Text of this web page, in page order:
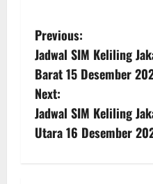
P
o
s
t
Previous:
Jadwal SIM Keliling
Barat 15 Desember
Next:
Jadwal SIM Keliling
Utara 16 Desember